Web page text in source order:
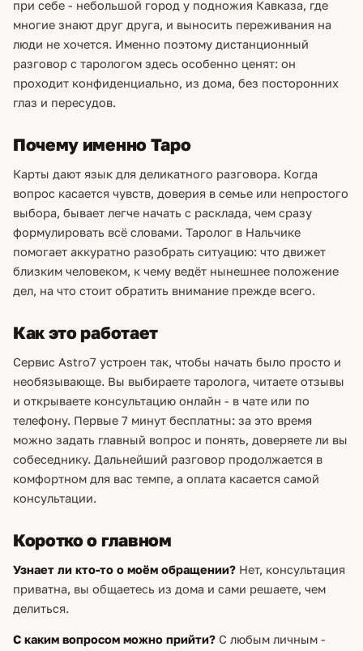
при себе - небольшой город у подножия Кавказа, где
многие знают друг друга, и выносить переживания на
люди не хочется. Именно поэтому дистанционный
разговор с тарологом здесь особенно ценят: он
проходит конфиденциально, из дома, без посторонних
глаз и пересудов.
Почему именно Таро
Карты дают язык для деликатного разговора. Когда
вопрос касается чувств, доверия в семье или непростого
выбора, бывает легче начать с расклада, чем сразу
формулировать всё словами. Таролог в Нальчике
помогает аккуратно разобрать ситуацию: что движет
близким человеком, к чему ведёт нынешнее положение
дел, на что стоит обратить внимание прежде всего.
Как это работает
Сервис Astro7 устроен так, чтобы начать было просто и
необязывающе. Вы выбираете таролога, читаете отзывы
и открываете консультацию онлайн - в чате или по
телефону. Первые 7 минут бесплатны: за это время
можно задать главный вопрос и понять, доверяете ли вы
собеседнику. Дальнейший разговор продолжается в
комфортном для вас темпе, а оплата касается самой
консультации.
Коротко о главном
Узнает ли кто-то о моём обращении? Нет, консультация
приватна, вы общаетесь из дома и сами решаете, чем
делиться.
С каким вопросом можно прийти? С любым личным -